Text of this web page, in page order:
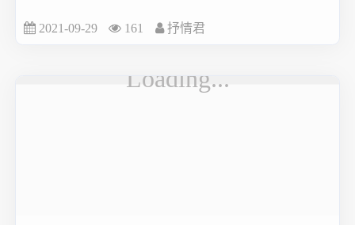
2021-09-29 161 抒情君